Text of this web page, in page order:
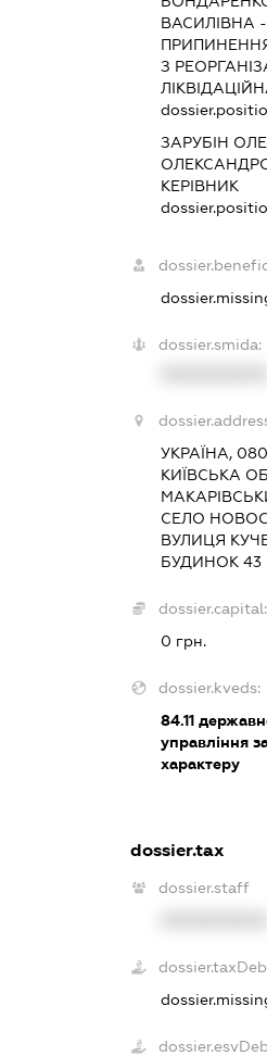
ВАСИЛІВНА -
З
ЗАРУБІН
КЕРІВНИК
dossier.smida:
УКРАЇНА,
КИЇВСЬКА
СЕЛО
ВУЛИЦЯ
БУДИНОК 43
dossier.capital:
0 грн.
dossier.kveds:
84.11
управління
характеру
dossier.tax
dossier.staff